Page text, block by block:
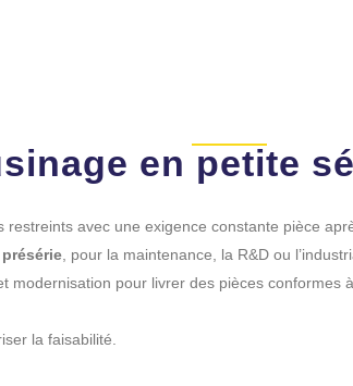
en petite
restreints avec une exigence constante pièce
, pour la maintenance, la R&D ou
modernisation pour livrer des pièces conformes
la faisabilité.